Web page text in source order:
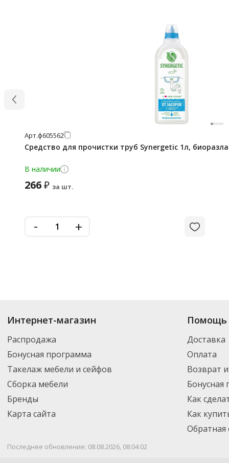
Арт.ф605562
Средство для прочистки труб Synergetic 1л,
В наличии
266₽ за шт.
- +
Интернет-магазин
Распродажа
Бонусная программа
Такелаж мебели и сейфов
Сборка мебели
Бренды
Карта сайта
Помощь
Доставка
Оплата
Возврат
Бонусная
Как
Как
Обратная
Последнее обновление: 08.08.2026, 08:04:02